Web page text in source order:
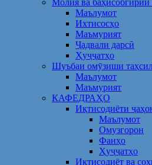
Молия ва баҳисобгирии
Маълумот
Ихтисосҳо
Маъмурият
Ҷадвали дарсӣ
Ҳуҷҷатҳо
Шуъбаи омӯзиши
Маълумот
Маъмурият
КАФЕДРАҲО
Иқтисодиёти
Маълумот
Омузгорон
Фанҳо
Ҳуҷҷатҳо
Иқтисодиёт ва